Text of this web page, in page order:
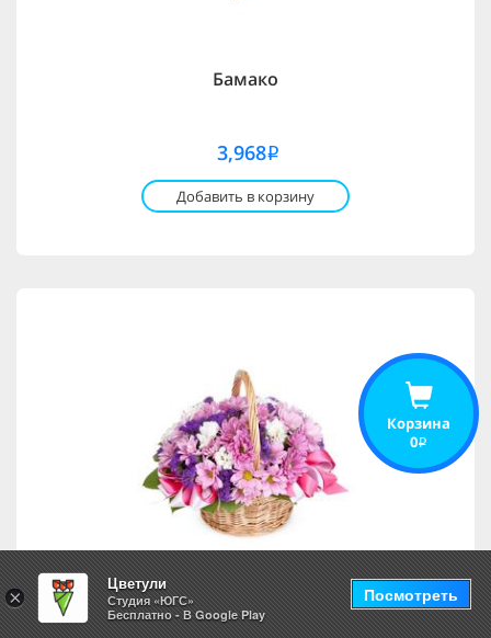
Бамако
3,968i
Добавить в корзину
Палермо
Корзина
0i
×
Цветули
Студия «ЮГС»
Бесплатно - В Google Play
Посмотреть